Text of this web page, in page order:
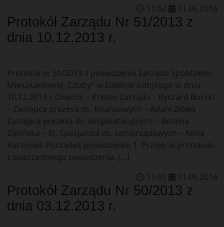
11 :02 11 .05.2016
Protokół Zarządu Nr 51/2013 z
dnia 10.12.2013 r.
Protokół nr 51/2013 z posiedzenia Zarządu Spółdzielni
Mieszkaniowej „Czuby” w Lublinie odbytego w dniu
10.12.2013 r. Obecni: – Prezes Zarządu – Ryszard Burski
– Zastępca prezesa ds. finansowych – Adam Ziółek –
Zastępca prezesa ds. eksploatacyjnych – Bożena
Zielińska – St. Specjalista ds. samorządowych – Anna
Korzonek Porządek posiedzenia: 1. Przyjęcie protokołu
z poprzedniego posiedzenia. […]
11 :01 11 .05.2016
Protokół Zarządu Nr 50/2013 z
dnia 03.12.2013 r.